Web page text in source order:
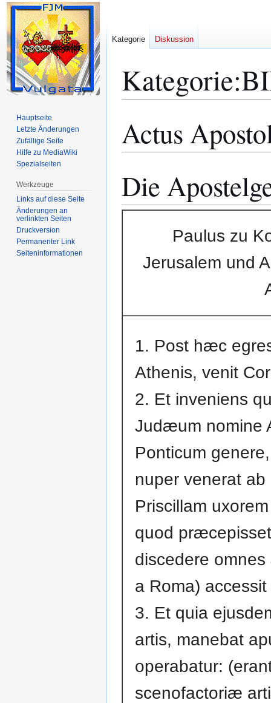
Kategorie:
Navigation
Suche
Actus
Die
Paulus zu
Jerusalem und
1. Post hæc
Athenis, venit
2. Et inveniens
Judæum nomine
Ponticum
nuper venerat ab
Priscillam
quod
discedere
a Roma)
3. Et quia
artis, manebat
operabatur:
scenofactoriæ
Kategorie Diskussion
Hauptseite
Letzte Änderungen
Zufällige Seite
Hilfe zu MediaWiki
Spezialseiten
Werkzeuge
Links auf diese Seite
Änderungen an
verlinkten Seiten
Druckversion
Permanenter Link
Seiten­­informationen